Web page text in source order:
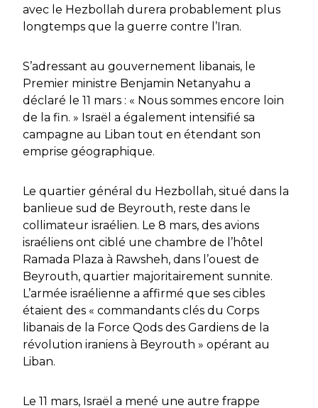
avec le Hezbollah durera probablement plus
longtemps que la guerre contre l’Iran.
S’adressant au gouvernement libanais, le
Premier ministre Benjamin Netanyahu a
déclaré le 11 mars : « Nous sommes encore loin
de la fin. » Israël a également intensifié sa
campagne au Liban tout en étendant son
emprise géographique.
Le quartier général du Hezbollah, situé dans la
banlieue sud de Beyrouth, reste dans le
collimateur israélien. Le 8 mars, des avions
israéliens ont ciblé une chambre de l’hôtel
Ramada Plaza à Rawsheh, dans l’ouest de
Beyrouth, quartier majoritairement sunnite.
L’armée israélienne a affirmé que ses cibles
étaient des « commandants clés du Corps
libanais de la Force Qods des Gardiens de la
révolution iraniens à Beyrouth » opérant au
Liban.
Le 11 mars, Israël a mené une autre frappe